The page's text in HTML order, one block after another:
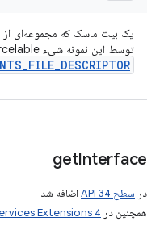
یک بیت ماسک که مجموعه‌ای
توسط این نمونه شیء Parcelable تنظیم شده است. مقدار
_FILE_DESCRIPTOR
getInterface
در سطح API 34
اضافه شد
همچنین در Extensions 4